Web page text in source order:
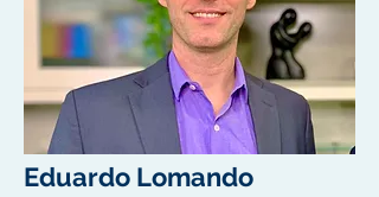
Eduardo Lomando